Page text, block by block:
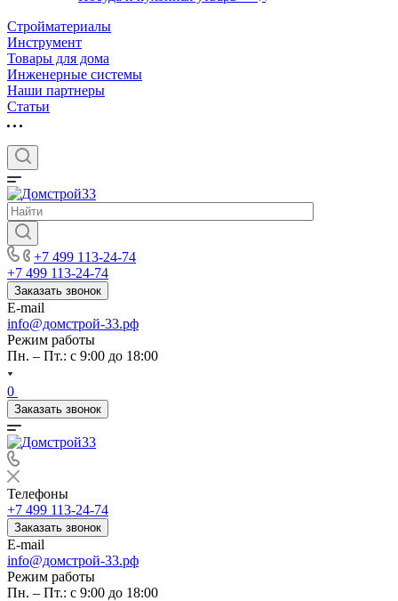
Стройматериалы
Инструмент
Товары для дома
Инженерные системы
Наши партнеры
Статьи
+7 499 113-24-74
+7 499 113-24-74
Заказать звонок
E-mail
info@домстрой-33.рф
Режим работы
Пн. – Пт.: с 9:00 до 18:00
0
Заказать звонок
Телефоны
+7 499 113-24-74
Заказать звонок
E-mail
info@домстрой-33.рф
Режим работы
Пн. – Пт.: с 9:00 до 18:00